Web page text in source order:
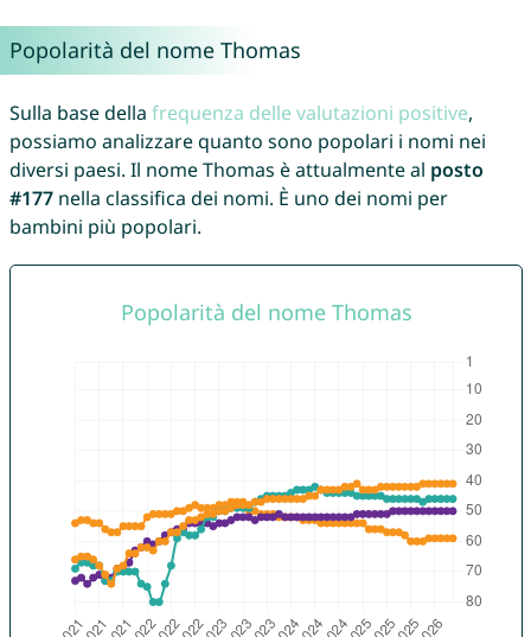
Popolarità del nome Thomas
Sulla base della frequenza delle valutazioni positive,
possiamo analizzare quanto sono popolari i nomi nei
diversi paesi. Il nome Thomas è attualmente al posto
#177nella classifica dei nomi. È uno dei nomi per
bambini più popolari.